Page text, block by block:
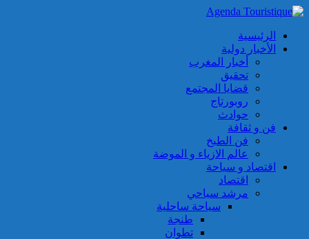
الرئيسية
الأخبار دولية
أخبار المغرب
تحقيق
قضايا المجتمع
روبورتاج
حوادث
فن و ثقافة
فن الطبخ
عالم الازياء و الموضة
اقتصاد و سياحة
اقتصاد
مرشد سياحي
سياحة ساحلية
طنجة
تطوان